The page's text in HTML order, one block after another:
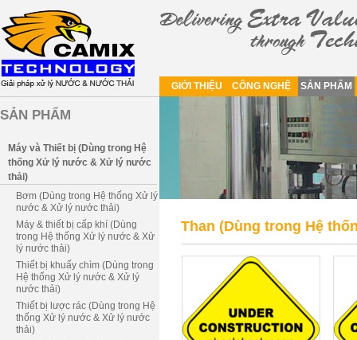
GIỚI THIỆU CÔNG NGHỆ SẢN PHẨM
SẢN PHẨM
Máy và Thiết bị (Dùng trong Hệ
thống Xử lý nước & Xử lý nước
thải)
Bơm (Dùng trong Hệ thống Xử lý
nước & Xử lý nước thải)
Máy & thiết bị cấp khí (Dùng
trong Hệ thống Xử lý nước & Xử
lý nước thải)
Thiết bị khuấy chìm (Dùng trong
Hệ thống Xử lý nước & Xử lý
nước thải)
Thiết bị lược rác (Dùng trong Hệ
thống Xử lý nước & Xử lý nước
thải)
Than (Dùng trong Hệ